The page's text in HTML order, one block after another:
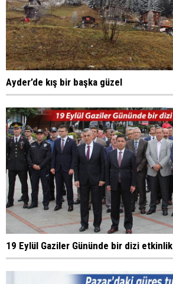
Ayder’de kış bir başka güzel
19 Eylül Gaziler Gününde bir dizi etkinlik